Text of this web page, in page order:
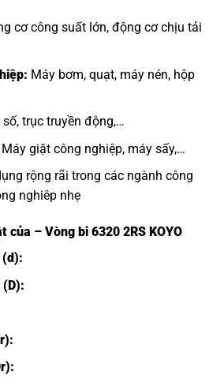
cơ công suất lớn, động cơ chịu tải
Máy bơm, quạt, máy nén, hộp
số, trục truyền động,…
Máy giặt công nghiệp, máy sấy,…
rộng rãi trong các ngành công
nghiêp nhẹ
của – Vòng bi 6320 2RS KOYO